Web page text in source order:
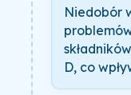
Niedobór
D, co